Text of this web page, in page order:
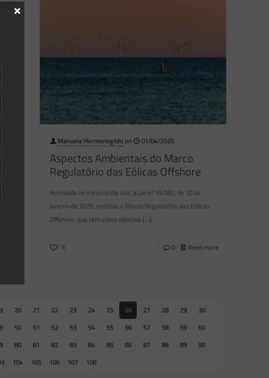
Manuela Hermenegildo on 01/04/2025
Aspectos Ambientais do Marco
Regulatório das Eólicas Offshore
Aprovada no início deste ano, a Lei nº 15.097, de 10 de
janeiro de 2025, instituiu o Marco Regulatório das Eólicas
Offshore, que tem como objetivo […]
1 0 Read more
20 21 22 23 24 25 26 27 28 29
30
50 51 52 53 54 55 56 57 58 59
60
80 81 82 83 84 85 86 87 88 89
90
104 105 106 107 108
×